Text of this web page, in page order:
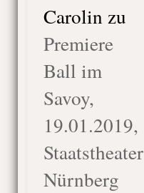
Carolin zu
Premiere
Ball im
Savoy,
19.01.2019,
Staatstheater
Nürnberg